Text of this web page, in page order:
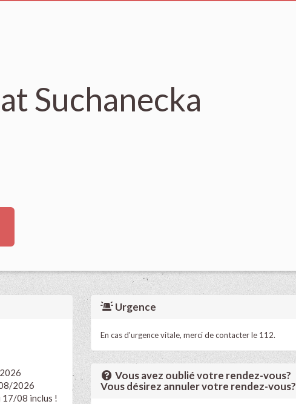
Suchanecka
2026
17/08 inclus !
Urgence
En cas d'urgence vitale, merci de contacter le 112.
Vous avez oublié votre rendez-vous?
Vous désirez annuler votre rendez-vous?